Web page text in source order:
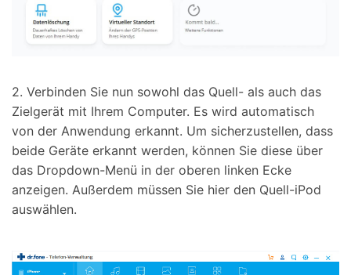
2. Verbinden Sie nun sowohl das Quell- als auch das
Zielgerät mit Ihrem Computer. Es wird automatisch
von der Anwendung erkannt. Um sicherzustellen, dass
beide Geräte erkannt werden, können Sie diese über
das Dropdown-Menü in der oberen linken Ecke
anzeigen. Außerdem müssen Sie hier den Quell-iPod
auswählen.